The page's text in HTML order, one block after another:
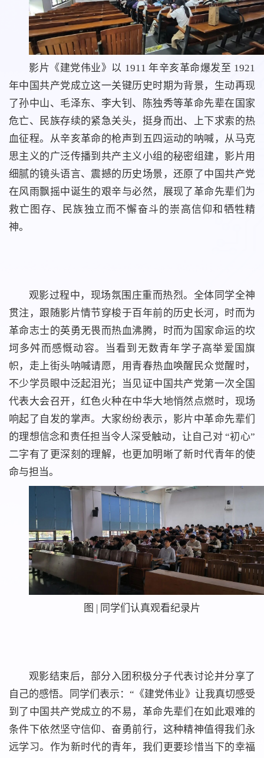
影片《建党伟业》以 1911 年辛亥革命爆发至 1921
年中国共产党成立这一关键历史时期为背景，生动再现
了孙中山、毛泽东、李大钊、陈独秀等革命先辈在国家
危亡、民族存续的紧急关头，挺身而出、上下求索的热
血征程。从辛亥革命的枪声到五四运动的呐喊，从马克
思主义的广泛传播到共产主义小组的秘密组建，影片用
细腻的镜头语言、震撼的历史场景，还原了中国共产党
在风雨飘摇中诞生的艰辛与必然，展现了革命先辈们为
救亡图存、民族独立而不懈奋斗的崇高信仰和牺牲精
神。
观影过程中，现场氛围庄重而热烈。全体同学全神
贯注，跟随影片情节穿梭于百年前的历史长河，时而为
革命志士的英勇无畏而热血沸腾，时而为国家命运的坎
坷多舛而感慨动容。当看到无数青年学子高举爱国旗
帜，走上街头呐喊请愿，用青春热血唤醒民众觉醒时，
不少学员眼中泛起泪光；当见证中国共产党第一次全国
代表大会召开，红色火种在中华大地悄然点燃时，现场
响起了自发的掌声。大家纷纷表示，影片中革命先辈们
的理想信念和责任担当令人深受触动，让自己对 “初心”
二字有了更深刻的理解，也更加明晰了新时代青年的使
命与担当。
图 | 同学们认真观看纪录片
观影结束后，部分入团积极分子代表讨论并分享了
自己的感悟。同学们表示：“《建党伟业》让我真切感受
到了中国共产党成立的不易，革命先辈们在如此艰难的
条件下依然坚守信仰、奋勇前行，这种精神值得我们永
远学习。作为新时代的青年，我们更要珍惜当下的幸福